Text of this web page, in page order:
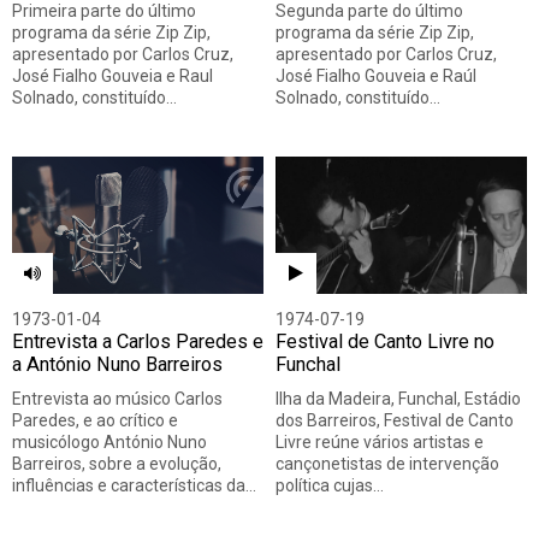
Primeira parte do último
programa da série Zip Zip,
apresentado por Carlos Cruz,
José Fialho Gouveia e Raul
Solnado, constituído…
Segunda parte do último
programa da série Zip Zip,
apresentado por Carlos Cruz,
José Fialho Gouveia e Raúl
Solnado, constituído…
1973-01-04
Entrevista a Carlos Paredes e
a António Nuno Barreiros
Entrevista ao músico Carlos
Paredes, e ao crítico e
musicólogo António Nuno
Barreiros, sobre a evolução,
influências e características da…
1974-07-19
Festival de Canto Livre no
Funchal
Ilha da Madeira, Funchal, Estádio
dos Barreiros, Festival de Canto
Livre reúne vários artistas e
cançonetistas de intervenção
política cujas…